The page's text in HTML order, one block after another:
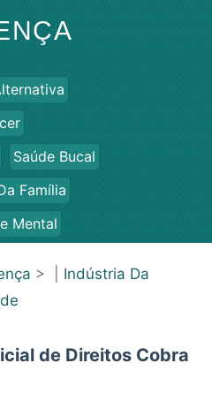
Saúde Bucal
Família
Mental
> | Indústria Da
de Direitos Cobra